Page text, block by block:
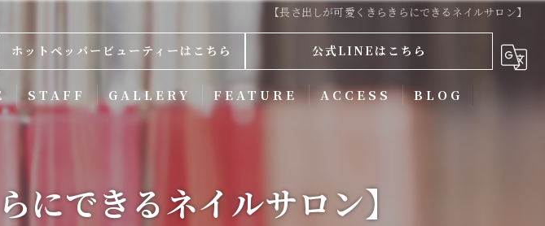
【長さ出しが可愛くきらきらにできるネイルサロン】
ホットペッパービューティーはこちら 公式LINEはこちら
STAFF GALLERY FEATURE
スカルプ
ACCESS BLOG
にできるネイルサロン】